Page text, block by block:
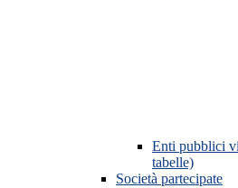
Enti pubblici
tabelle)
Società partecipate